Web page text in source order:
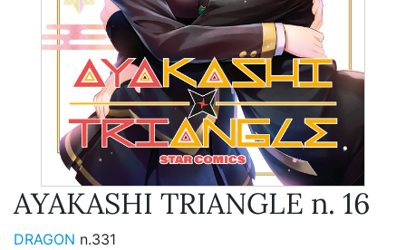
AYAKASHI TRIANGLE n. 16
DRAGON n.331